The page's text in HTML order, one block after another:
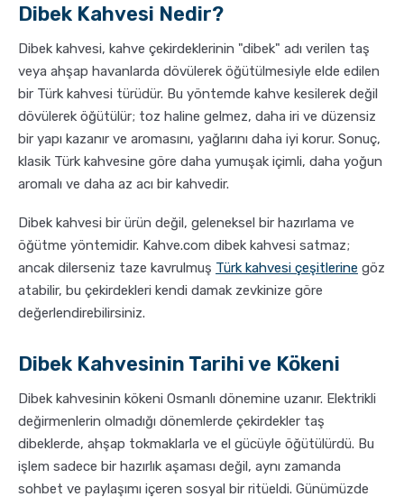
Dibek Kahvesi Nedir?
Dibek kahvesi, kahve çekirdeklerinin "dibek" adı verilen taş
veya ahşap havanlarda dövülerek öğütülmesiyle elde edilen
bir Türk kahvesi türüdür. Bu yöntemde kahve kesilerek değil
dövülerek öğütülür; toz haline gelmez, daha iri ve düzensiz
bir yapı kazanır ve aromasını, yağlarını daha iyi korur. Sonuç,
klasik Türk kahvesine göre daha yumuşak içimli, daha yoğun
aromalı ve daha az acı bir kahvedir.
Dibek kahvesi bir ürün değil, geleneksel bir hazırlama ve
öğütme yöntemidir. Kahve.com dibek kahvesi satmaz;
ancak dilerseniz taze kavrulmuş Türk kahvesi çeşitlerine göz
atabilir, bu çekirdekleri kendi damak zevkinize göre
değerlendirebilirsiniz.
Dibek Kahvesinin Tarihi ve Kökeni
Dibek kahvesinin kökeni Osmanlı dönemine uzanır. Elektrikli
değirmenlerin olmadığı dönemlerde çekirdekler taş
dibeklerde, ahşap tokmaklarla ve el gücüyle öğütülürdü. Bu
işlem sadece bir hazırlık aşaması değil, aynı zamanda
sohbet ve paylaşımı içeren sosyal bir ritüeldi. Günümüzde